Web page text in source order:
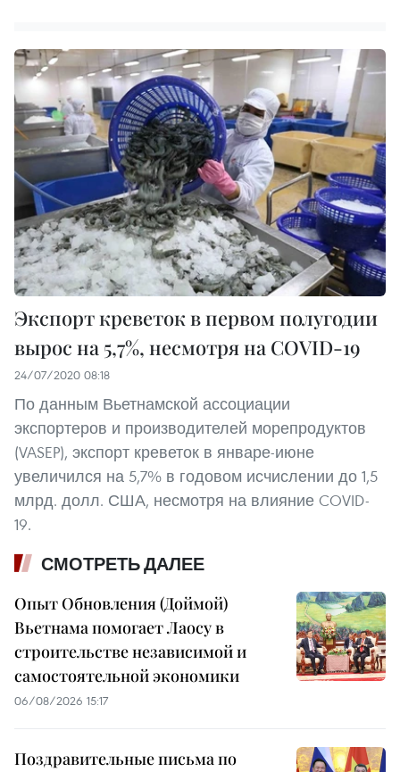
Экспорт креветок в первом полугодии
вырос на 5,7%, несмотря на COVID-19
24/07/2020 08:18
По данным Вьетнамской ассоциации
экспортеров и производителей морепродуктов
(VASEP), экспорт креветок в январе-июне
увеличился на 5,7% в годовом исчислении до 1,5
млрд. долл. США, несмотря на влияние COVID-
19.
СМОТРЕТЬ ДАЛЕЕ
Опыт Обновления (Доймой)
Вьетнама помогает Лаосу в
строительстве независимой и
самостоятельной экономики
06/08/2026 15:17
Поздравительные письма по